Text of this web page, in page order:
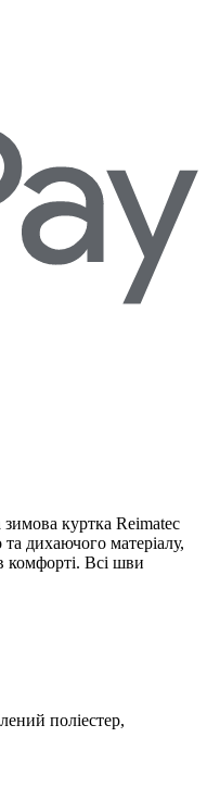
куртка Reimatec
дихаючого матеріалу,
комфорті. Всі шви
поліестер,